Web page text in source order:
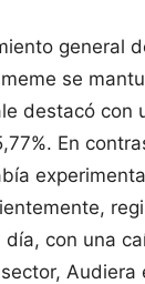
general
se
destacó con
En
con una
Audiera